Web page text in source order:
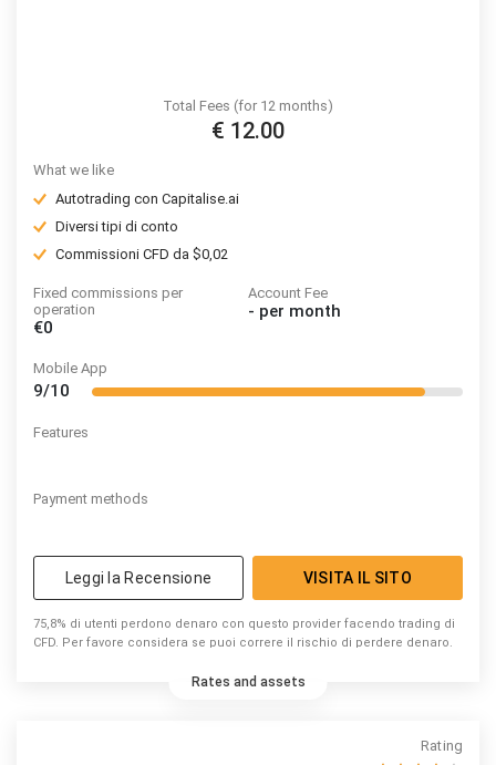
Total Fees (for 12 months)
€ 12.00
What we like
Autotrading con Capitalise.ai
Diversi tipi di conto
Commissioni CFD da $0,02
Fixed commissions per
operation
€0
Account Fee
- per month
Mobile App
9/10
Features
Payment methods
Leggi la Recensione VISITA IL SITO
75,8% di utenti perdono denaro con questo provider facendo trading di
CFD. Per favore considera se puoi correre il rischio di perdere denaro.
Rates and assets
Rating